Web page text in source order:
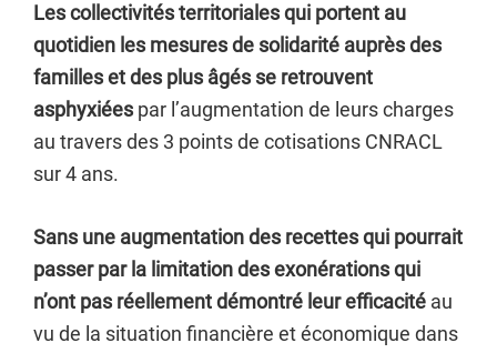
Les collectivités territoriales qui portent au
quotidien les mesures de solidarité auprès des
familles et des plus âgés se retrouvent
asphyxiées par l’augmentation de leurs charges
au travers des 3 points de cotisations CNRACL
sur 4 ans.
Sans une augmentation des recettes qui pourrait
passer par la limitation des exonérations qui
n’ont pas réellement démontré leur efficacité au
vu de la situation financière et économique dans